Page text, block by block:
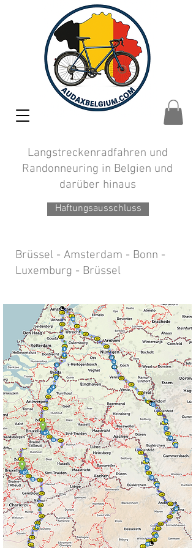
Haftungsausschluss
Langstreckenradfahren und
Randonneuring in Belgien und
darüber hinaus
Brüssel - Amsterdam - Bonn -
Luxemburg - Brüssel